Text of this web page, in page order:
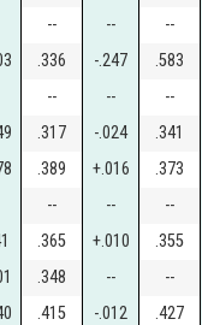
-- -- --
.336 -.247 .583
-- -- --
.317 -.024 .341
.389 +.016 .373
-- -- --
.365 +.010 .355
.348 -- --
.415 -.012 .427